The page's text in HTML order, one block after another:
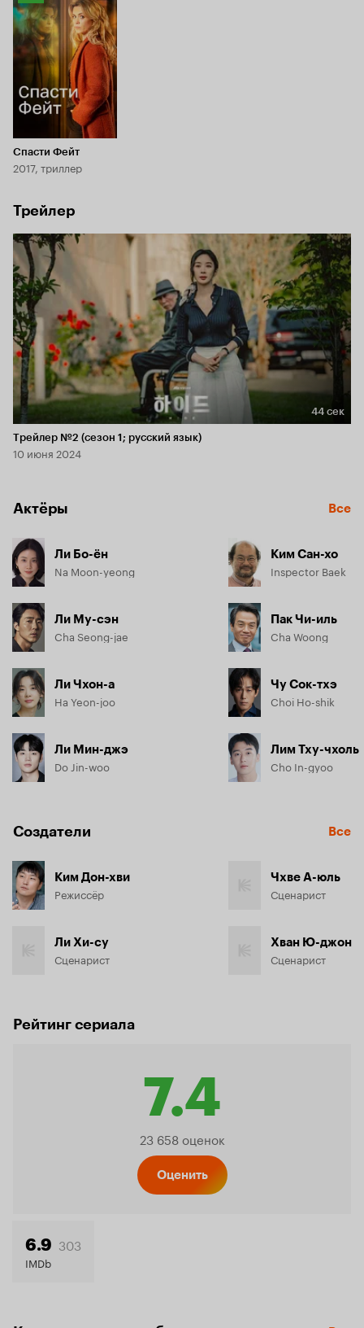
Кинопоиска
7.5
Спасти Фейт
2017, триллер
Трейлер
Длительность 44 сек
44 сек
Трейлер №2 (сезон 1; русский язык)
10 июня 2024
Актёры Все
Ли Бо-ён
Na Moon-yeong
Ли Му-сэн
Cha Seong-jae
Ли Чхон-а
Ha Yeon-joo
Ли Мин-джэ
Do Jin-woo
Ким Сан-хо
Inspector Baek
Пак Чи-иль
Cha Woong
Чу Сок-тхэ
Choi Ho-shik
Лим Тху-чхоль
Cho In-gyoo
Создатели Все
Ким Дон-хви
Режиссёр
Ли Хи-су
Сценарист
Чхве А-юль
Сценарист
Хван Ю-джон
Сценарист
Рейтинг сериала
7.4
Рейтинг
23 658 оценок
Оценить
6.9 303
IMDb